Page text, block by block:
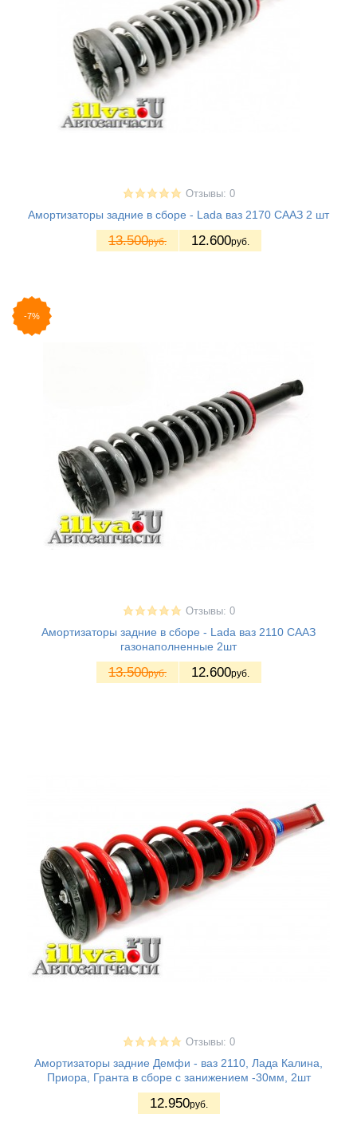
Отзывы: 0
Амортизаторы задние в сборе - Lada ваз 2170 СААЗ 2 шт
13.500руб. 12.600руб.
-7%
Отзывы: 0
Амортизаторы задние в сборе - Lada ваз 2110 СААЗ
газонаполненные 2шт
13.500руб. 12.600руб.
Отзывы: 0
Амортизаторы задние Демфи - ваз 2110, Лада Калина,
Приора, Гранта в сборе с занижением -30мм, 2шт
12.950руб.